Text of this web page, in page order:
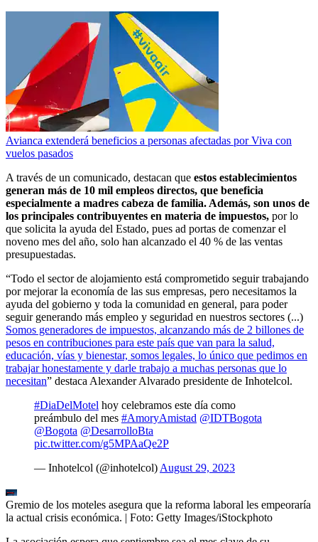
Avianca extenderá beneficios a personas afectadas por Viva con
vuelos pasados
A través de un comunicado, destacan que estos establecimientos
generan más de 10 mil empleos directos, que beneficia
especialmente a madres cabeza de familia. Además, son unos de
los principales contribuyentes en materia de impuestos, por lo
que solicita la ayuda del Estado, pues ad portas de comenzar el
noveno mes del año, solo han alcanzado el 40 % de las ventas
presupuestadas.
“Todo el sector de alojamiento está comprometido seguir trabajando
por mejorar la economía de las sus empresas, pero necesitamos la
ayuda del gobierno y toda la comunidad en general, para poder
seguir generando más empleo y seguridad en nuestros sectores (...)
Somos generadores de impuestos, alcanzando más de 2 billones de
pesos en contribuciones para este país que van para la salud,
educación, vías y bienestar, somos legales, lo único que pedimos en
trabajar honestamente y darle trabajo a muchas personas que lo
necesitan” destaca Alexander Alvarado presidente de Inhotelcol.
#DiaDelMotel hoy celebramos este día como
preámbulo del mes #AmoryAmistad @IDTBogota
@Bogota @DesarrolloBta
pic.twitter.com/g5MPAaQe2P
— Inhotelcol (@inhotelcol) August 29, 2023
Gremio de los moteles asegura que la reforma laboral les empeoraría
la actual crisis económica. | Foto: Getty Images/iStockphoto